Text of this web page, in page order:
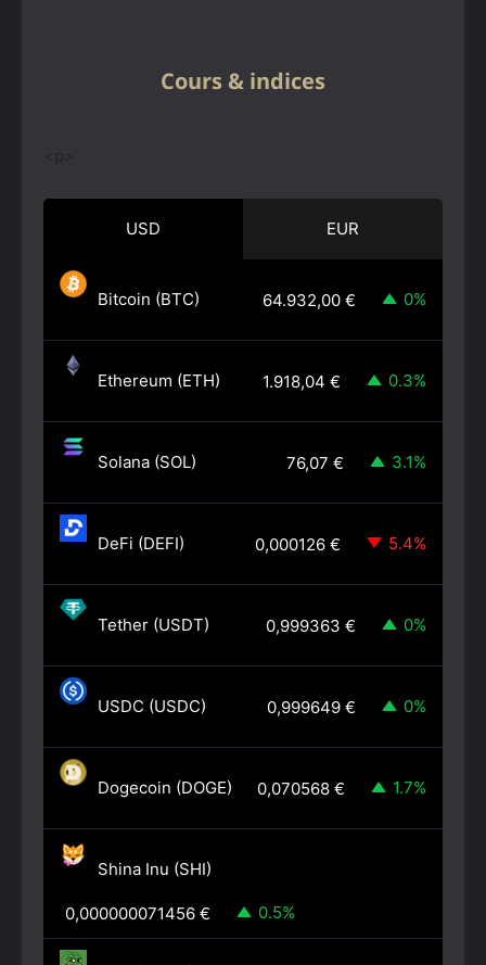
Cours & indices
USD EUR
Bitcoin (BTC) 64.932,00 € 0%
Ethereum (ETH) 1.918,04 € 0.3%
Solana (SOL) 76,07 € 3.1%
DeFi (DEFI) 0,000126 € 5.4%
Tether (USDT) 0,999363 € 0%
USDC (USDC) 0,999649 € 0%
Dogecoin (DOGE) 0,070568 € 1.7%
Shina Inu (SHI)
0,000000071456 € 0.5%